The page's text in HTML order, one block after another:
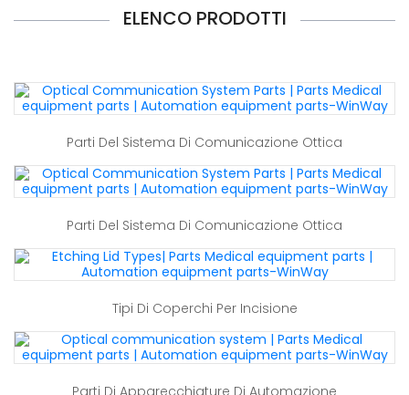
ELENCO PRODOTTI
Parti Del Sistema Di Comunicazione Ottica
Parti Del Sistema Di Comunicazione Ottica
Tipi Di Coperchi Per Incisione
Parti Di Apparecchiature Di Automazione